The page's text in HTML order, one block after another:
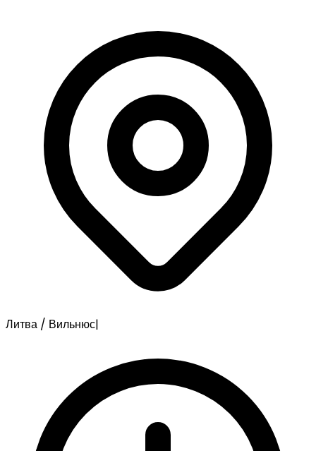
Литва / Вильнюс|